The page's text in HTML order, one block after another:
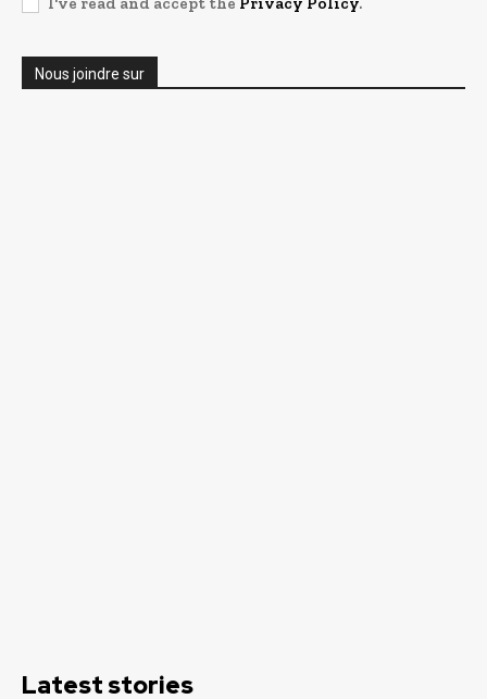
Nous joindre sur
Latest stories